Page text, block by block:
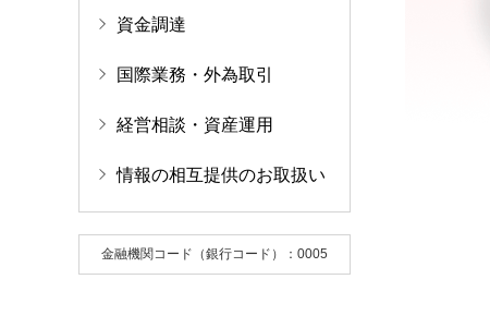
資金調達
国際業務・外為取引
経営相談・資産運用
情報の相互提供のお取扱い
金融機関コード（銀行コード）：0005